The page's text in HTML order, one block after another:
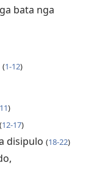
bata nga
(1-12)
)
(12-17)
disipulo (18-22)